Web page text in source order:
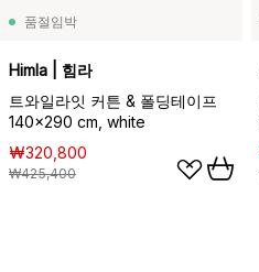
품절임박
Himla | 힘라
트와일라잇 커튼 & 폴딩테이프
140x290 cm, white
₩320,800
₩425,400